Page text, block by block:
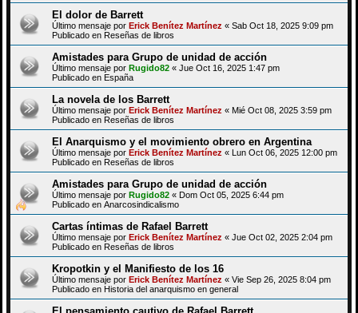
El dolor de Barrett
Último mensaje por Erick Benítez Martínez « Sab Oct 18, 2025 9:09 pm
Publicado en Reseñas de libros
Amistades para Grupo de unidad de acción
Último mensaje por Rugido82 « Jue Oct 16, 2025 1:47 pm
Publicado en España
La novela de los Barrett
Último mensaje por Erick Benítez Martínez « Mié Oct 08, 2025 3:59 pm
Publicado en Reseñas de libros
El Anarquismo y el movimiento obrero en Argentina
Último mensaje por Erick Benítez Martínez « Lun Oct 06, 2025 12:00 pm
Publicado en Reseñas de libros
Amistades para Grupo de unidad de acción
Último mensaje por Rugido82 « Dom Oct 05, 2025 6:44 pm
Publicado en Anarcosindicalismo
Cartas íntimas de Rafael Barrett
Último mensaje por Erick Benítez Martínez « Jue Oct 02, 2025 2:04 pm
Publicado en Reseñas de libros
Kropotkin y el Manifiesto de los 16
Último mensaje por Erick Benítez Martínez « Vie Sep 26, 2025 8:04 pm
Publicado en Historia del anarquismo en general
El pensamiento cautivo de Rafael Barrett